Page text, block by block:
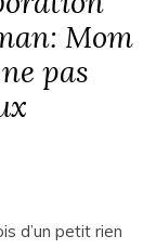
Mom
pas
d’un petit rien